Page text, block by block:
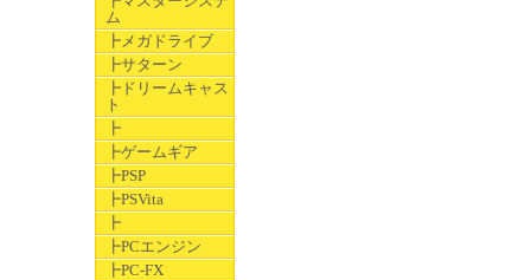
ム
┣メガドライブ
┣サターン
┣ドリームキャス
ト
┣
┣ゲームギア
┣PSP
┣PSVita
┣
┣PCエンジン
┣PC-FX